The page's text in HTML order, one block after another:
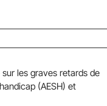
les graves retards de
(AESH) et